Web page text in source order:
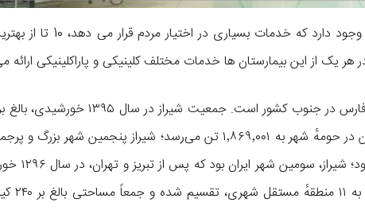
در شهر شیراز، بیمارستان های دولتی بسیاری وجود
هر یک از این بیمارستان ها خدمات مختلف کلینیکی و پاراکلینیکی
تن بوده، که این رقم با احتساب جمعیت ساکن در حومهٔ شهر به ۱٬۸۶۹٬۰۰۱ تن می‌رسد؛ شیراز پنجمین
پرجمعیت‌ترین شهر
شهرداری در آن